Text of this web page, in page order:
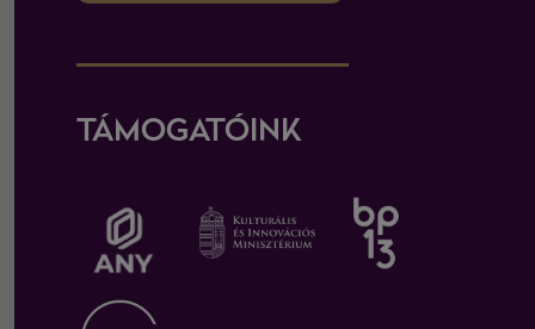
TÁMOGATÓINK